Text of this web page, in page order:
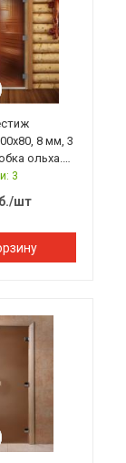
8 мм, 3
ольха.
3
/шт